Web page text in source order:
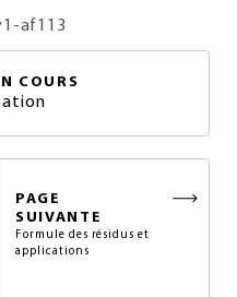
af113
COURS
PAGE
SUIVANTE
Formule des résidus et
applications